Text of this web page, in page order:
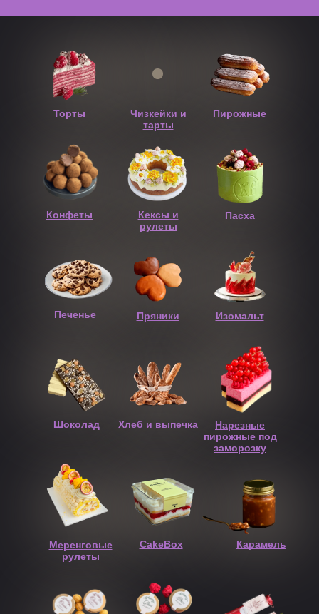
Хлеб и выпечка
Торты
Чизкейки и
тарты
Пирожные
Конфеты Пасха
Кексы и
рулеты
Печенье Пряники Изомальт
Шоколад
Нарезные
пирожные под
заморозку
CakeBox
Меренговые
рулеты
Карамель